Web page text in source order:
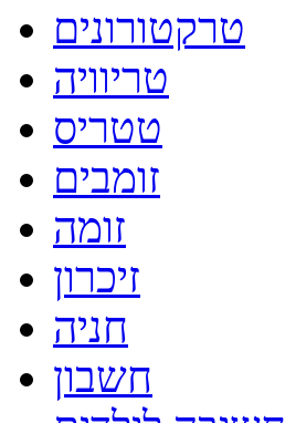
טרקטורונים
טריוויה
טטריס
זומבים
זומה
זיכרון
חניה
חשבון